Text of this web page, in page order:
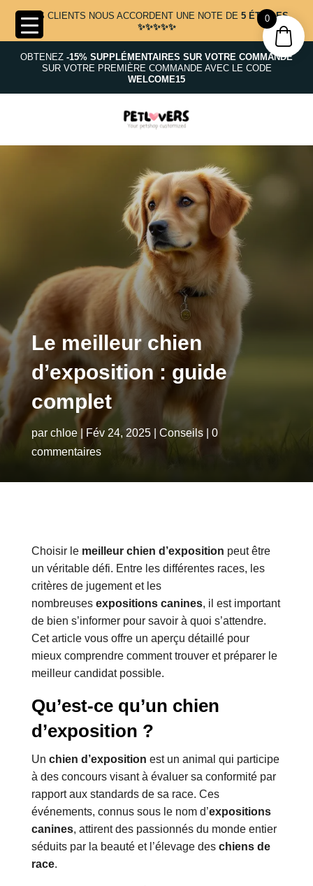
NOS CLIENTS NOUS ACCORDENT UNE NOTE DE5 ÉTOILES
✨✨✨✨✨
OBTENEZ -15% SUPPLÉMENTAIRES SUR VOTRE COMMANDE
SUR VOTRE PREMIÈRE COMMANDE AVEC LE CODE
WELCOME15
Le meilleur chien
d’exposition : guide
complet
par chloe| Fév 24, 2025| Conseils| 0
commentaires
Choisir le meilleur chien d’exposition peut être
un véritable défi. Entre les différentes races, les
critères de jugement et les
nombreuses expositions canines, il est important
de bien s’informer pour savoir à quoi s’attendre.
Cet article vous offre un aperçu détaillé pour
mieux comprendre comment trouver et préparer le
meilleur candidat possible.
Qu’est-ce qu’un chien
d’exposition ?
Un chien d’exposition est un animal qui participe
à des concours visant à évaluer sa conformité par
rapport aux standards de sa race. Ces
événements, connus sous le nom d’expositions
canines, attirent des passionnés du monde entier
séduits par la beauté et l’élevage des chiens de
race.
0